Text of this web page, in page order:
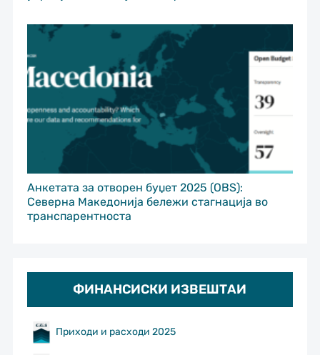
Анкетата за отворен буџет 2025 (OBS):
Северна Македонија бележи стагнација во
транспарентноста
ФИНАНСИСКИ ИЗВЕШТАИ
Приходи и расходи 2025